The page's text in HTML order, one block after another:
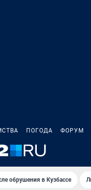
ПОГОДА ФОРУМ
обрушения в Кузбассе